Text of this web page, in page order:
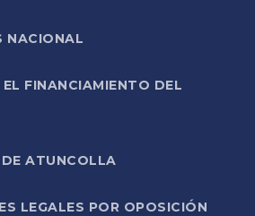
NACIONAL
FINANCIAMIENTO DEL
ATUNCOLLA
LEGALES POR OPOSICIÓN